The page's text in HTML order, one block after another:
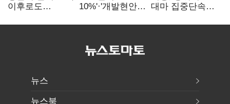
이후로도
내부비위…경찰
10%'·'개발현안
인천경제청장
대마 집중단속…
249명 검거
뉴스
뉴스북